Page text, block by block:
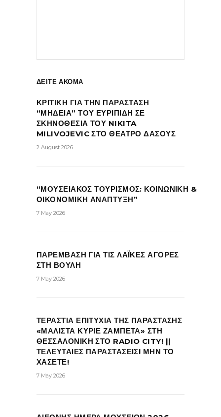
ΔΕΙΤΕ ΑΚΟΜΑ
ΚΡΙΤΙΚΗ ΓΙΑ ΤΗΝ ΠΑΡΑΣΤΑΣΗ
“ΜΗΔΕΙΑ” ΤΟΥ ΕΥΡΙΠΙΔΗ ΣΕ
ΣΚΗΝΟΘΕΣΙΑ ΤΟΥ NIKITA
MILIVOJEVIC ΣΤΟ ΘΕΑΤΡΟ ΔΑΣΟΥΣ
2 August 2026
“ΜΟΥΣΕΙΑΚΟΣ ΤΟΥΡΙΣΜΟΣ: ΚΟΙΝΩΝΙΚΗ &
ΟΙΚΟΝΟΜΙΚΗ ΑΝΑΠΤΥΞΗ”
7 May 2026
ΠΑΡΕΜΒΑΣΗ ΓΙΑ ΤΙΣ ΛΑΪΚΕΣ ΑΓΟΡΕΣ
ΣΤΗ ΒΟΥΛΗ
7 May 2026
ΤΕΡΑΣΤΙΑ ΕΠΙΤΥΧΙΑ ΤΗΣ ΠΑΡΑΣΤΑΣΗΣ
«ΜΑΛΙΣΤΑ ΚΥΡΙΕ ΖΑΜΠΕΤΑ» ΣΤΗ
ΘΕΣΣΑΛΟΝΙΚΗ ΣΤΟ RADIO CITY! ||
ΤΕΛΕΥΤΑΙΕΣ ΠΑΡΑΣΤΑΣΕΙΣ! ΜΗΝ ΤΟ
ΧΑΣΕΤΕ!
7 May 2026